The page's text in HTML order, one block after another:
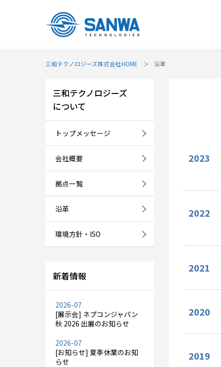
三和テクノロジーズ株式会社HOME 沿革
三和テクノロジーズ
について
トップメッセージ
会社概要
拠点一覧
沿革
環境方針・ISO
新着情報
2026-07
[展示会] ネプコンジャパン
秋 2026 出展のお知らせ
2026-07
[お知らせ] 夏季休業のお知
らせ
2023
2022
2021
2020
2019